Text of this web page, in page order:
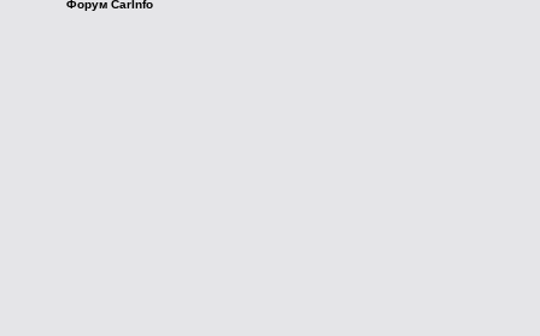
Форум CarInfo